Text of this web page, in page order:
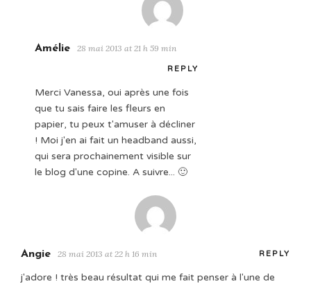
Amélie 28 mai 2013 at 21 h 59 min
REPLY
Merci Vanessa, oui après une fois
que tu sais faire les fleurs en
papier, tu peux t'amuser à décliner
! Moi j'en ai fait un headband aussi,
qui sera prochainement visible sur
le blog d'une copine. A suivre... 🙂
Angie 28 mai 2013 at 22 h 16 min REPLY
j'adore ! très beau résultat qui me fait penser à l'une de